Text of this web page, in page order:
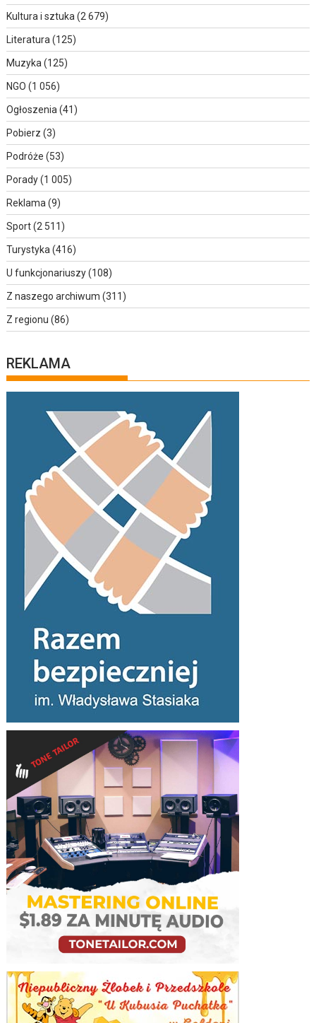
Kultura i sztuka (2 679)
Literatura (125)
Muzyka (125)
NGO (1 056)
Ogłoszenia (41)
Pobierz (3)
Podróże (53)
Porady(1 005)
Reklama (9)
Sport(2 511)
Turystyka (416)
U funkcjonariuszy(108)
Z naszego archiwum (311)
Z regionu (86)
REKLAMA